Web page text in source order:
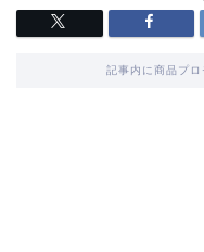
記事内に商品プ